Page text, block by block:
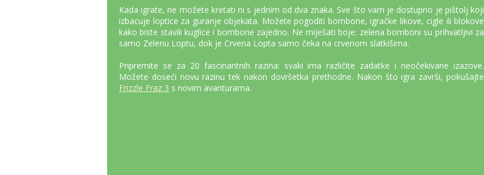
Kada igrate, ne možete kretati ni s jednim od dva znaka. Sve što vam je dostupno je pištolj koji
izbacuje loptice za guranje objekata. Možete pogoditi bombone, igračke likove, cigle ili blokove
kako biste stavili kuglice i bombone zajedno. Ne miješati boje: zelena bomboni su prihvatljivi za
samo Zelenu Loptu, dok je Crvena Lopta samo čeka na crvenom slatkišima.
Pripremite se za 20 fascinantnih razina: svaki ima različite zadatke i neočekivane izazove.
Možete doseći novu razinu tek nakon dovršetka prethodne. Nakon što igra završi, pokušajte
Frizzle Fraz 3 s novim avanturama.